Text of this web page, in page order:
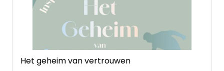
Het geheim van vertrouwen